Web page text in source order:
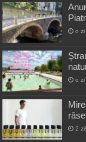
o zi
o zi
2